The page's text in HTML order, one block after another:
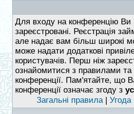
Для входу на конференцію Ви
зареєстровані. Реєстрація
але надає вам більш широкі
може надати додаткові
користувачів. Перш ніж
ознайомитися з правилами та
конференції. Пам'ятайте, що
конференції означає згоду з
Загальні правила| Угода